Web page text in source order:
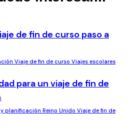
para un viaje de fin de
ayuda a la gestión de